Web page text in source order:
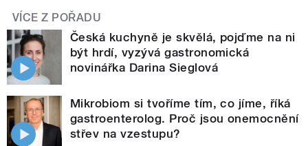
VÍCE Z POŘADU
Česká kuchyně je skvělá, pojďme na ni
být hrdí, vyzývá gastronomická
novinářka Darina Sieglová
Mikrobiom si tvoříme tím, co jíme, říká
gastroenterolog. Proč jsou onemocnění
střev na vzestupu?